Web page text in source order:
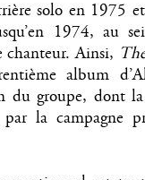
solo en 1975
1974, au
chanteur. Ainsi,
album
du groupe, dont
la campagne